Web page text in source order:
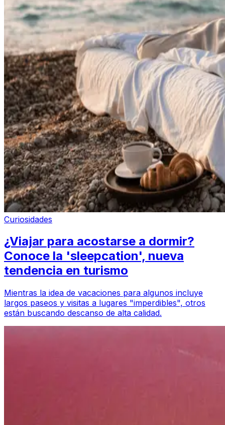
Curiosidades
¿Viajar para acostarse a dormir?
Conoce la 'sleepcation', nueva
tendencia en turismo
Mientras la idea de vacaciones para algunos incluye
largos paseos y visitas a lugares "imperdibles", otros
están buscando descanso de alta calidad.